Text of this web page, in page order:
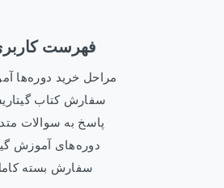
فهرست
مراحل خرید دوره‌ها
سفارش کتاب
پاسخ به سوالات
دوره‌های آموزش
سفارش بسته